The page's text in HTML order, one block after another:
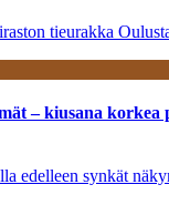
tieurakka
– kiusana
edelleen synkät